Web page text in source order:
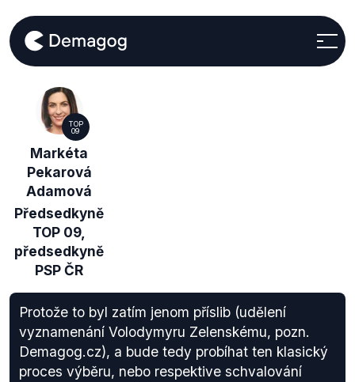
TOP
09
Markéta
Pekarová
Adamová
Předsedkyně
TOP 09,
předsedkyně
PSP ČR
Protože to byl zatím jenom příslib (udělení
vyznamenání Volodymyru Zelenskému, pozn.
Demagog.cz), a bude tedy probíhat ten klasický
proces výběru, nebo respektive schvalování